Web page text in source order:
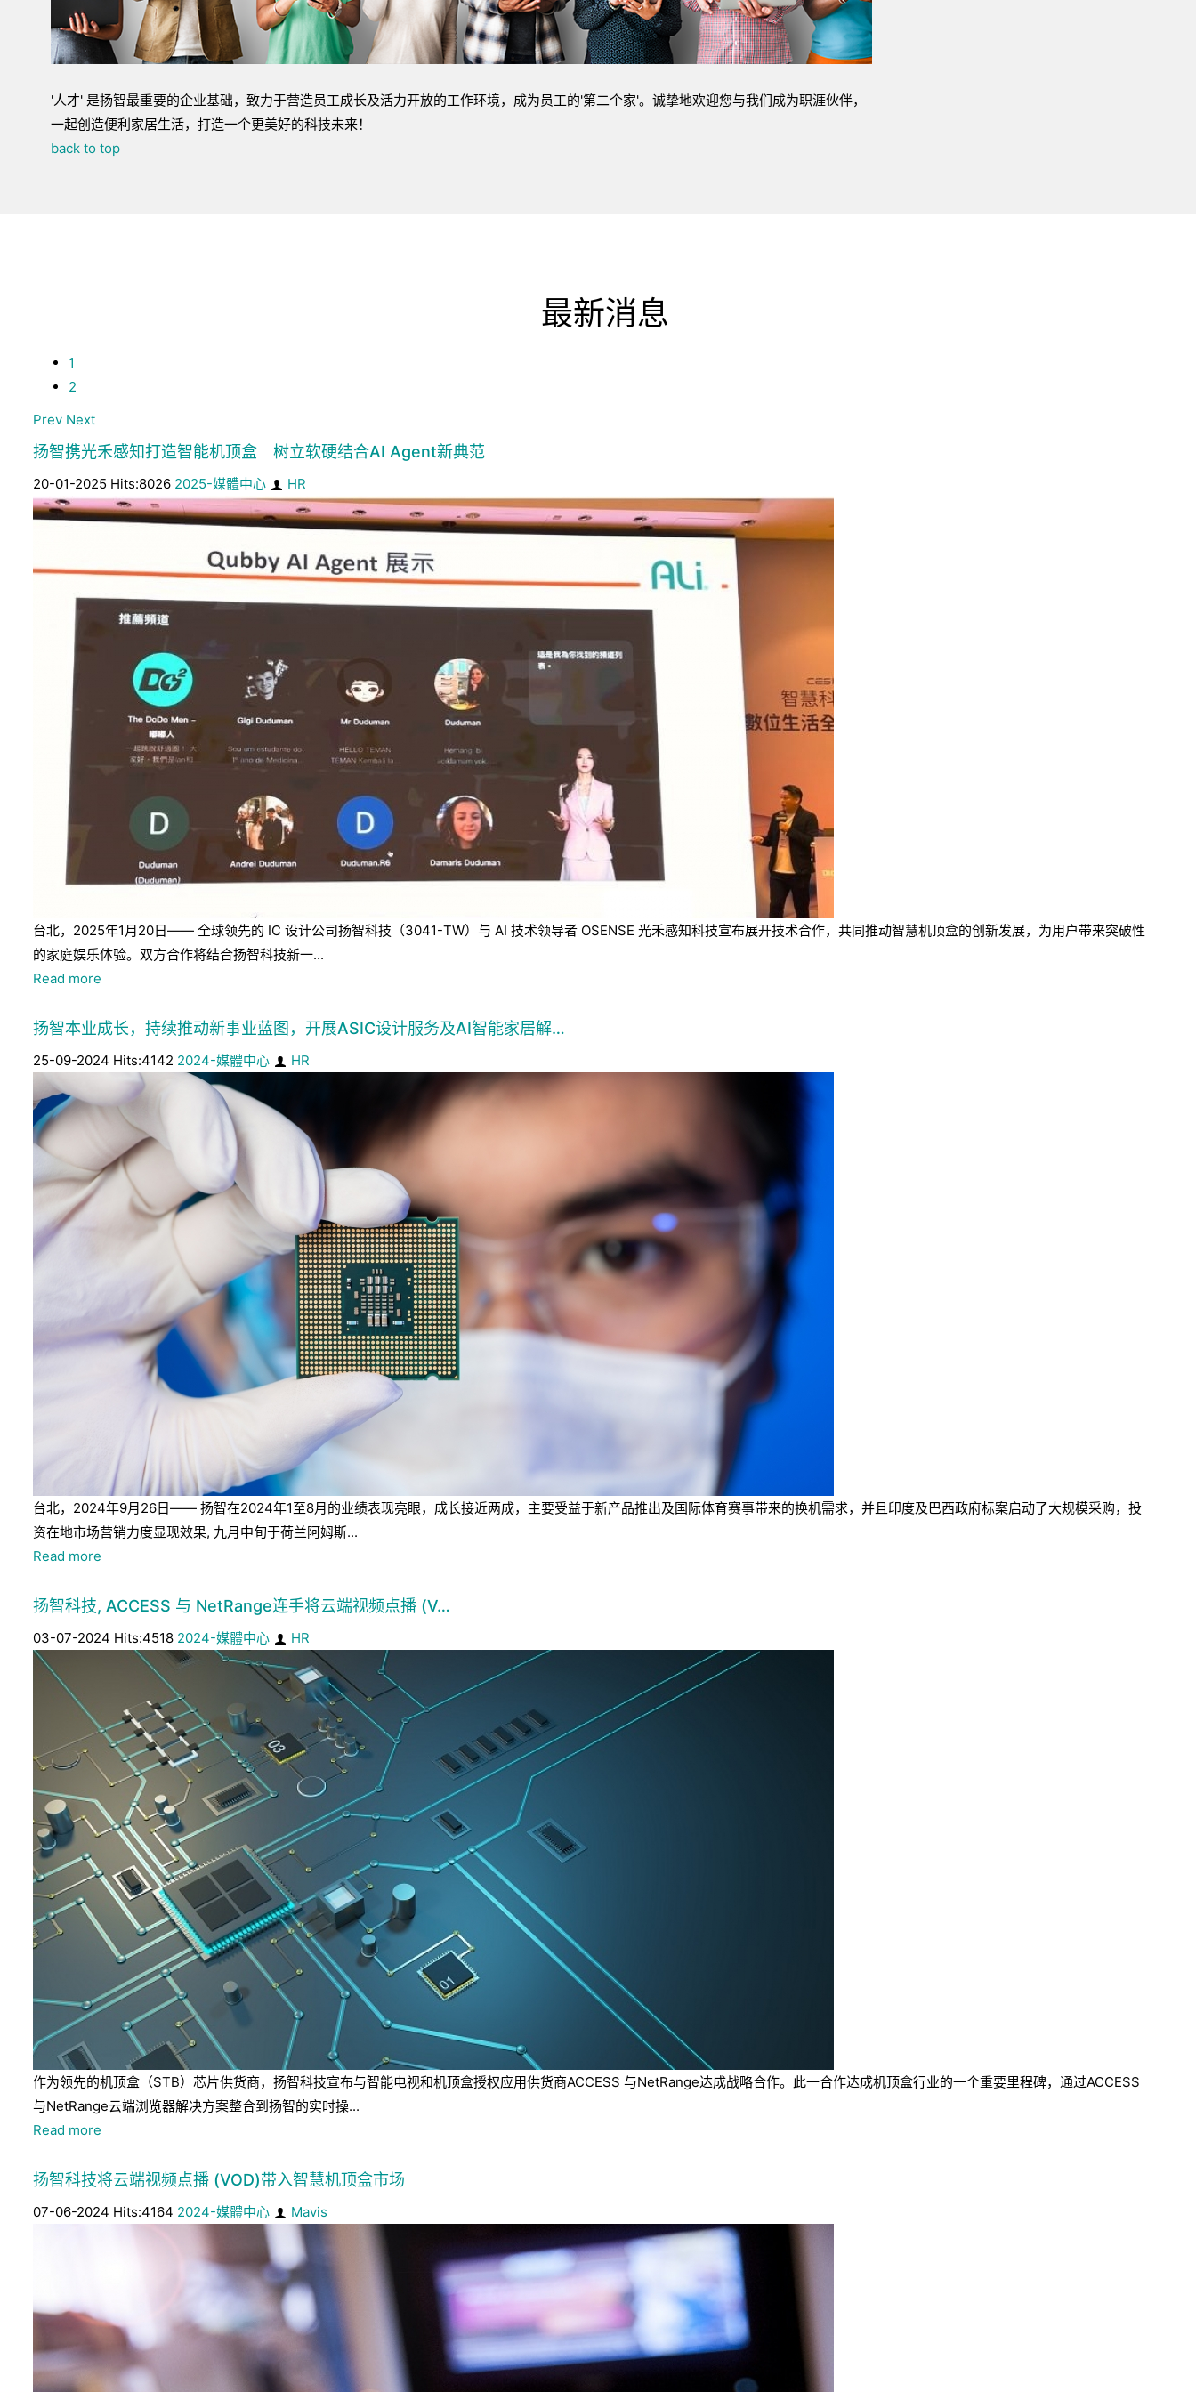
'人才' 是扬智最重要的企业基础，致力于营造员工成长及活力开放的工作环境，成为员工的'第二个家'。诚挚地欢迎您与我们成为职涯伙伴，
一起创造便利家居生活，打造一个更美好的科技未来！
back to top
最新消息
1
2
Prev Next
扬智携光禾感知打造智能机顶盒 树立软硬结合AI Agent新典范
20-01-2025 Hits:8026 2025-媒體中心 HR
台北，2025年1月20日—— 全球领先的 IC 设计公司扬智科技（3041-TW）与 AI 技术领导者 OSENSE 光禾感知科技宣布展开技术合作，共同推动智慧机顶盒的创新发展，为用户带来突破性
的家庭娱乐体验。双方合作将结合扬智科技新一...
Read more
扬智本业成长，持续推动新事业蓝图，开展ASIC设计服务及AI智能家居解…
25-09-2024 Hits:4142 2024-媒體中心 HR
台北，2024年9月26日—— 扬智在2024年1至8月的业绩表现亮眼，成长接近两成，主要受益于新产品推出及国际体育赛事带来的换机需求，并且印度及巴西政府标案启动了大规模采购，投
资在地市场营销力度显现效果, 九月中旬于荷兰阿姆斯...
Read more
扬智科技, ACCESS 与 NetRange连手将云端视频点播 (V…
03-07-2024 Hits:4518 2024-媒體中心 HR
作为领先的机顶盒（STB）芯片供货商，扬智科技宣布与智能电视和机顶盒授权应用供货商ACCESS 与NetRange达成战略合作。此一合作达成机顶盒行业的一个重要里程碑，通过ACCESS
与NetRange云端浏览器解决方案整合到扬智的实时操...
Read more
扬智科技将云端视频点播 (VOD)带入智慧机顶盒市场
07-06-2024 Hits:4164 2024-媒體中心 Mavis